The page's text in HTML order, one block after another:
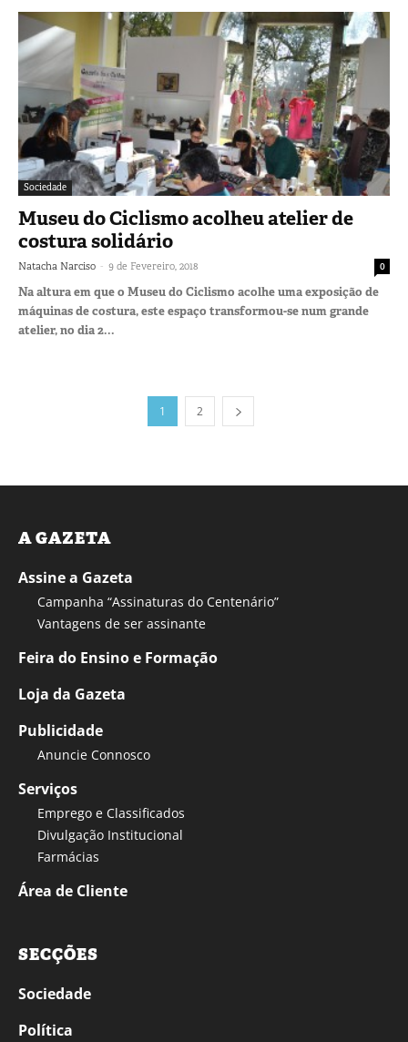
Sociedade
Museu do Ciclismo acolheu atelier de
costura solidário
Natacha Narciso - 9 de Fevereiro, 2018 0
Na altura em que o Museu do Ciclismo acolhe uma exposição de
máquinas de costura, este espaço transformou-se num grande
atelier, no dia 2...
1 2
A GAZETA
Assine a Gazeta
Campanha “Assinaturas do Centenário”
Vantagens de ser assinante
Feira do Ensino e Formação
Loja da Gazeta
Publicidade
Anuncie Connosco
Serviços
Emprego e Classificados
Divulgação Institucional
Farmácias
Área de Cliente
SECÇÕES
Sociedade
Política